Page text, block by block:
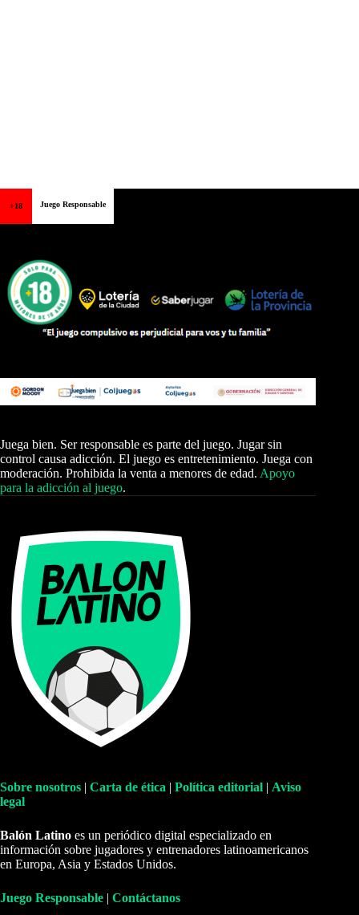
+18 Juego Responsable
Juega bien. Ser responsable es parte del juego. Jugar sin
control causa adicción. El juego es entretenimiento. Juega con
moderación. Prohibida la venta a menores de edad. Apoyo
para la adicción al juego.
Sobre nosotros | Carta de ética | Política editorial | Aviso
legal
Balón Latino es un periódico digital especializado en
información sobre jugadores y entrenadores latinoamericanos
en Europa, Asia y Estados Unidos.
Juego Responsable | Contáctanos